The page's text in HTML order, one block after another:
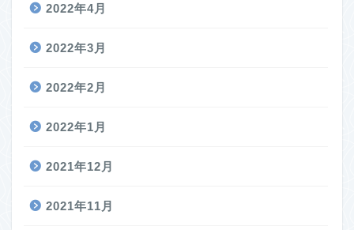
2022年4月
2022年3月
2022年2月
2022年1月
2021年12月
2021年11月